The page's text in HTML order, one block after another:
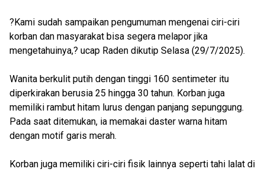
?Kami sudah sampaikan pengumuman mengenai ciri-ciri
korban dan masyarakat bisa segera melapor jika
mengetahuinya,? ucap Raden dikutip Selasa (29/7/2025).
Wanita berkulit putih dengan tinggi 160 sentimeter itu
diperkirakan berusia 25 hingga 30 tahun. Korban juga
memiliki rambut hitam lurus dengan panjang sepunggung.
Pada saat ditemukan, ia memakai daster warna hitam
dengan motif garis merah.
Korban juga memiliki ciri-ciri fisik lainnya seperti tahi lalat di